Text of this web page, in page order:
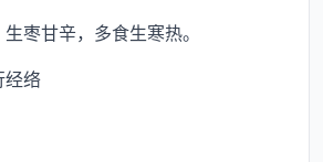
甘辛，多食生寒热。
络